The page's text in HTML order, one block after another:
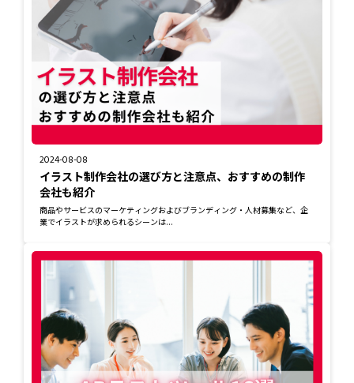
2024-08-08
イラスト制作会社の選び方と注意点、おすすめの制作
会社も紹介
商品やサービスのマーケティングおよびブランディング・人材募集など、企
業でイラストが求められるシーンは...